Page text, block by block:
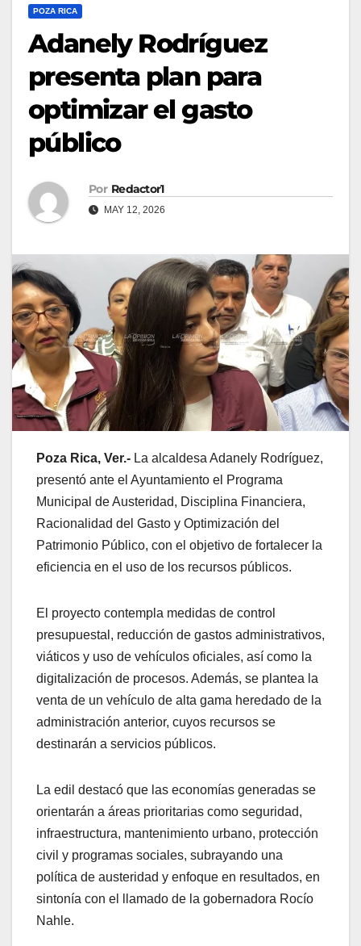
POZA RICA
Adanely Rodríguez
presenta plan para
optimizar el gasto
público
Por Redactor1
MAY 12, 2026
Poza Rica, Ver.- La alcaldesa Adanely Rodríguez,
presentó ante el Ayuntamiento el Programa
Municipal de Austeridad, Disciplina Financiera,
Racionalidad del Gasto y Optimización del
Patrimonio Público, con el objetivo de fortalecer la
eficiencia en el uso de los recursos públicos.
El proyecto contempla medidas de control
presupuestal, reducción de gastos administrativos,
viáticos y uso de vehículos oficiales, así como la
digitalización de procesos. Además, se plantea la
venta de un vehículo de alta gama heredado de la
administración anterior, cuyos recursos se
destinarán a servicios públicos.
La edil destacó que las economías generadas se
orientarán a áreas prioritarias como seguridad,
infraestructura, mantenimiento urbano, protección
civil y programas sociales, subrayando una
política de austeridad y enfoque en resultados, en
sintonía con el llamado de la gobernadora Rocío
Nahle.